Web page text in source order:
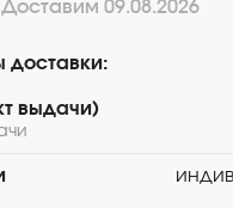
Доставим 09.08.2026
доставки:
выдачи)